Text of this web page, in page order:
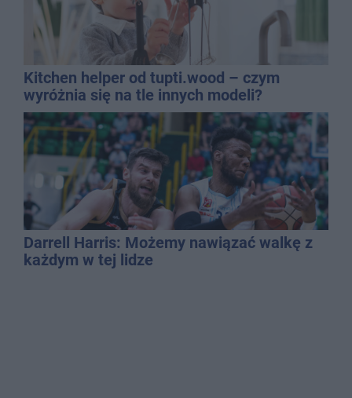
Kitchen helper od tupti.wood – czym
wyróżnia się na tle innych modeli?
Darrell Harris: Możemy nawiązać walkę z
każdym w tej lidze